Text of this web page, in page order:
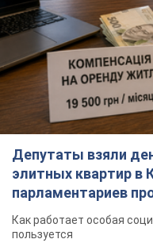
Депутаты взяли
элитных квартир в
парламентариев
поселился
Как работает особая
пользуется